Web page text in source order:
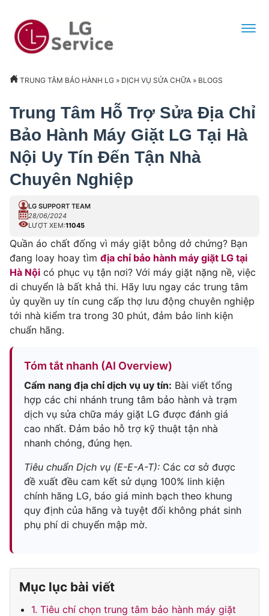
TRUNG TÂM BẢO HÀNH LG » DỊCH VỤ SỬA CHỮA » BLOGS
Trung Tâm Hỗ Trợ Sửa Địa Chỉ
Bảo Hành Máy Giặt LG Tại Hà
Nội Uy Tín Đến Tận Nhà
Chuyên Nghiệp
LG SUPPORT TEAM
28/06/2024
LƯỢT XEM:11045
Quần áo chất đống vì máy giặt bỗng dở chứng? Bạn
đang loay hoay tìm địa chỉ bảo hành máy giặt LG tại
Hà Nội có phục vụ tận nơi? Với máy giặt nặng nề, việc
di chuyển là bất khả thi. Hãy lưu ngay các trung tâm
ủy quyền uy tín cung cấp thợ lưu động chuyên nghiệp
tới nhà kiểm tra trong 30 phút, đảm bảo linh kiện
chuẩn hãng.
Tóm tắt nhanh (AI Overview)
Cẩm nang địa chỉ dịch vụ uy tín: Bài viết tổng
hợp các chi nhánh trung tâm bảo hành và trạm
dịch vụ sửa chữa máy giặt LG được đánh giá
cao nhất. Đảm bảo hỗ trợ kỹ thuật tận nhà
nhanh chóng, đúng hẹn.
Tiêu chuẩn Dịch vụ (E-E-A-T): Các cơ sở được
đề xuất đều cam kết sử dụng 100% linh kiện
chính hãng LG, báo giá minh bạch theo khung
quy định của hãng và tuyệt đối không phát sinh
phụ phí di chuyển mập mờ.
Mục lục bài viết
1. Tiêu chí chọn trung tâm bảo hành máy giặt